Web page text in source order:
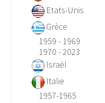
Etats-Unis
Grèce
1959 - 1969
1970 - 2023
Israël
Italie
1957-1965